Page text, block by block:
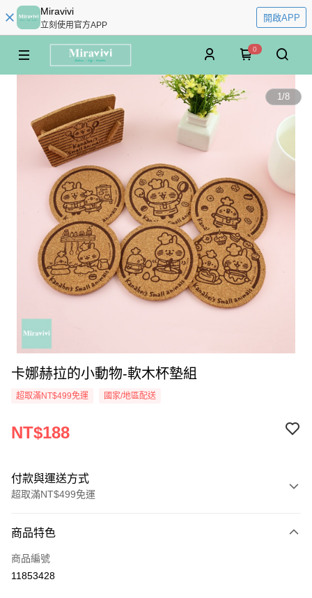
Miravivi
立刻使用官方APP
開啟APP
0
1/8
卡娜赫拉的小動物-軟木杯墊組
超取滿NT$499免運 國家/地區配送
NT$188
付款與運送方式
超取滿NT$499免運
信用卡一次付款
超商取貨付款
商品特色
商品編號
11853428